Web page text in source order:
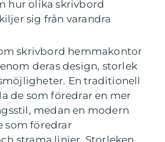
hur olika skrivbord
sig från varandra
skrivbord hemmakontor
deras design, storlek
En traditionell
de som föredrar en mer
medan en modern
som föredrar